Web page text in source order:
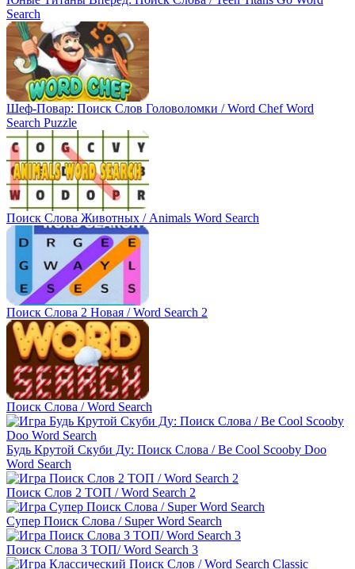
Search
Шеф-Повар: Поиск Слов Головоломки / Word Chef Word
Search Puzzle
Поиск Слова Животных / Animals Word Search
Поиск Слова 2 Новая / Word Search 2
Поиск Слова / Word Search
Будь Крутой Скуби Ду: Поиск Слова / Be Cool Scooby Doo
Word Search
Поиск Слов 2 ТОП / Word Search 2
Супер Поиск Слова / Super Word Search
Поиск Слова 3 ТОП/ Word Search 3